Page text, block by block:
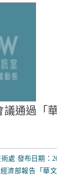
議通過「
處 發布日期：
濟部報告「華